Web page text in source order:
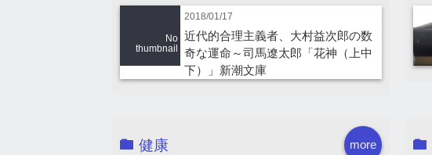
No
thumbnail
2018/01/17
近代的合理主義者、大村益次郎の数
奇な運命～司馬遼太郎「花神（上中
下）」新潮文庫
more
健康